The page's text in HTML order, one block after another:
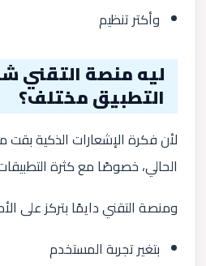
وأكتر تنظيم
ليه منصة التقني
التطبيق مختلف؟
لأن فكرة الإشعارات الذكية
الحالي، خصوصًا مع كثرة
ومنصة التقني دايمًا بتركز على
بتغير تجربة المستخدم